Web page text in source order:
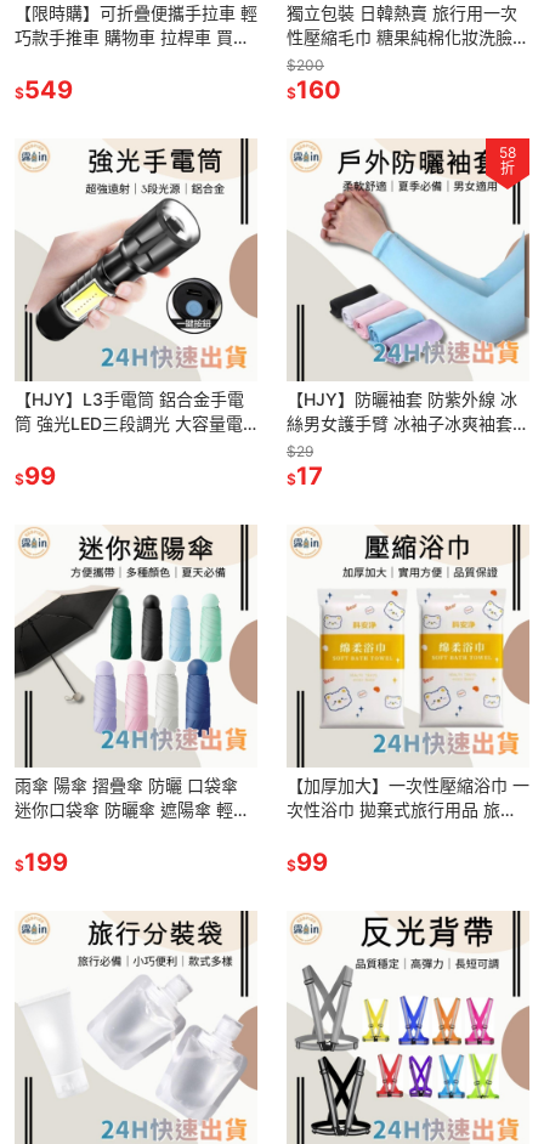
【限時購】可折疊便攜手拉車 輕
巧款手推車 購物車 拉桿車 買菜
菜
$549
獨立包裝 日韓熱賣 旅行用一次
性壓縮毛巾 糖果純棉化妝洗臉巾
拋棄式毛巾 露營旅行用毛巾 洗
臉面巾 旅行便攜式潔面巾
$200
$160
【HJY】L3手電筒 鋁合金手電
筒 強光LED三段調光 大容量電
攜帶快速散熱
$99
58
折
【HJY】防曬袖套 防紫外線 冰
絲男女護手臂 冰袖子冰爽袖套
手套 袖套 夏季防曬 機車袖套
$29
$17
雨傘 陽傘 摺疊傘 防曬 口袋傘
迷你口袋傘 防曬傘 遮陽傘 輕量
$199
【加厚加大】一次性壓縮浴巾 一
次性浴巾 拋棄式旅行用品 旅行
店備品 旅行必備
$99